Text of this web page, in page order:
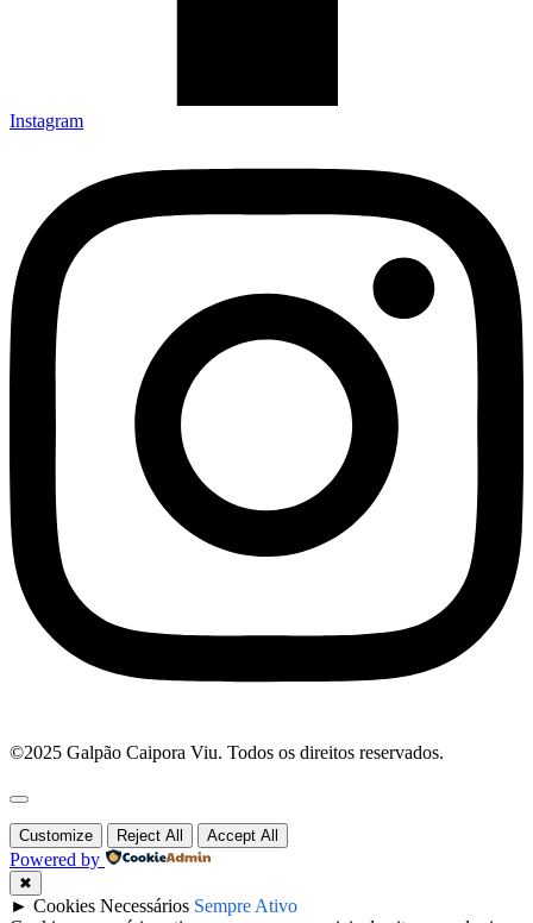
Instagram
©2025 Galpão Caipora Viu. Todos os direitos reservados.
Customize Reject All Accept All
Powered by
✖
► Cookies Necessários Sempre Ativo